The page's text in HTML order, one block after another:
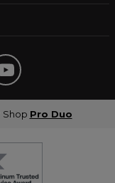
Shop Pro Duo